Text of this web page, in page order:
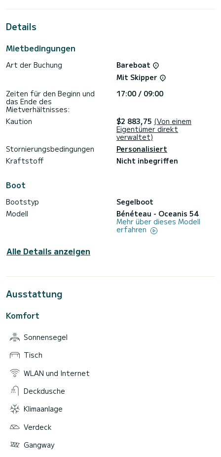
Metern wird es Ihr bester Verbündeter sein, um einen
von Eleusis zu verbringen.
Dusche.
Es verfügt über folgende Ausstattung: Autopilot,
Außenbordmotor, Bugstrahlruder, Fernseher, Klimaanlage,
Details
Mietbedingungen
Art der Buchung
Bareboat
Mit Skipper
Zeiten für den Beginn und
das Ende des
Mietverhältnisses:
17:00 / 09:00
Kaution $2 883,75 (Von einem
Eigentümer direkt
verwaltet)
Stornierungsbedingungen
Personalisiert
Kraftstoff
Nicht inbegriffen
Boot
Bootstyp
Segelboot
Modell
Bénéteau - Oceanis 54
Mehr über dieses Modell
erfahren
Alle Details anzeigen
Ausstattung
Komfort
Sonnensegel
Tisch
WLAN und Internet
Deckdusche
Klimaanlage
Verdeck
Gangway